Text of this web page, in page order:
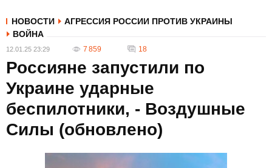
НОВОСТИ
АГРЕССИЯ РОССИИ ПРОТИВ УКРАИНЫ
ВОЙНА
12.01.25 23:29 7 859 18
Россияне запустили по
Украине ударные
беспилотники, - Воздушные
Силы (обновлено)